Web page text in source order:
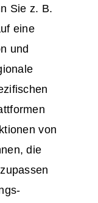
Sie z. B.
eine
und
von
die